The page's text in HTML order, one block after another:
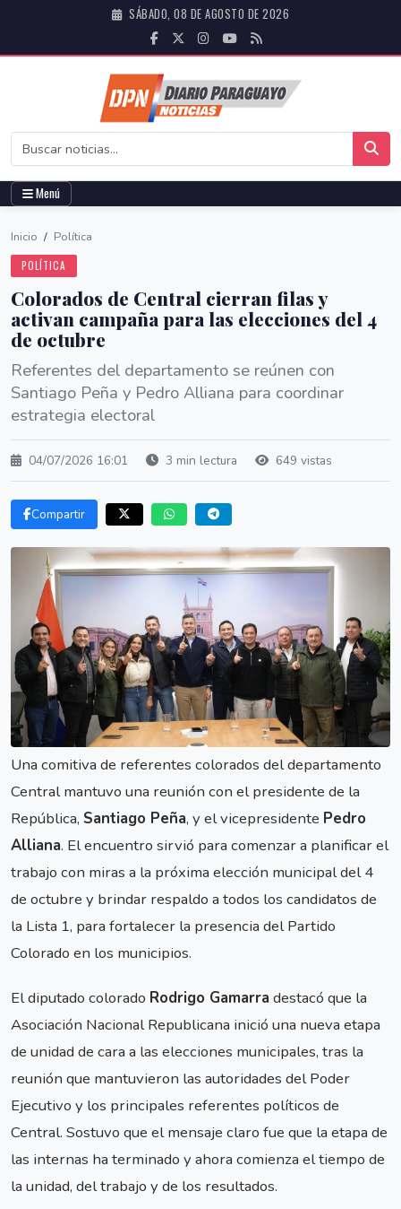
SÁBADO, 08 DE AGOSTO DE 2026
Menú
Inicio / Política
POLÍTICA
Colorados de Central cierran filas y
activan campaña para las elecciones del 4
de octubre
Referentes del departamento se reúnen con
Santiago Peña y Pedro Alliana para coordinar
estrategia electoral
04/07/2026 16:01 3 min lectura 649 vistas
Compartir
Una comitiva de referentes colorados del departamento
Central mantuvo una reunión con el presidente de la
República, Santiago Peña, y el vicepresidente Pedro
Alliana. El encuentro sirvió para comenzar a planificar el
trabajo con miras a la próxima elección municipal del 4
de octubre y brindar respaldo a todos los candidatos de
la Lista 1, para fortalecer la presencia del Partido
Colorado en los municipios.
El diputado colorado Rodrigo Gamarra destacó que la
Asociación Nacional Republicana inició una nueva etapa
de unidad de cara a las elecciones municipales, tras la
reunión que mantuvieron las autoridades del Poder
Ejecutivo y los principales referentes políticos de
Central. Sostuvo que el mensaje claro fue que la etapa de
las internas ha terminado y ahora comienza el tiempo de
la unidad, del trabajo y de los resultados.